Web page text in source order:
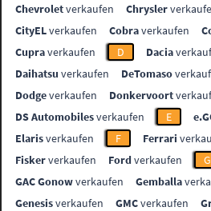
Chevroletverkaufen Chrysler
CityELverkaufen Cobraverkaufen
Cupraverkaufen D Dacia
Daihatsu verkaufen DeTomaso
Dodgeverkaufen Donkervoort
DS Automobilesverkaufen E
Elarisverkaufen F Ferrari
Fiskerverkaufen Fordverkaufen
G
GAC Gonowverkaufen Gemballa
Genesisverkaufen GMCverkaufen